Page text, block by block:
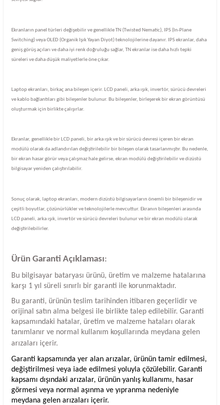
Ekranların panel türleri değişebilir ve genellikle TN (Twisted Nematic), IPS (In-Plane
Switching) veya OLED (Organik Işık Yayan Diyot) teknolojilerine dayanır. IPS ekranlar, daha
geniş görüş açıları ve daha iyi renk doğruluğu sağlar, TN ekranlar ise daha hızlı tepki
süreleri ve daha düşük maliyetlerle öne çıkar.
Laptop ekranları, birkaç ana bileşen içerir. LCD paneli, arka ışık, invertör, sürücü devreleri
ve kablo bağlantıları gibi bileşenler bulunur. Bu bileşenler, birleşerek bir ekran görüntüsü
oluşturmak için birlikte çalışırlar.
Ekranlar, genellikle bir LCD paneli, bir arka ışık ve bir sürücü devresi içeren bir ekran
modülü olarak da adlandırılan değiştirilebilir bir bileşen olarak tasarlanmıştır. Bu nedenle,
bir ekran hasar görür veya çalışmaz hale gelirse, ekran modülü değiştirilebilir ve dizüstü
bilgisayar yeniden çalıştırılabilir.
Sonuç olarak, laptop ekranları, modern dizüstü bilgisayarların önemli bir bileşenidir ve
çeşitli boyutlar, çözünürlükler ve teknolojilerle mevcuttur. Ekranın bileşenleri arasında
LCD paneli, arka ışık, invertör ve sürücü devreleri bulunur ve bir ekran modülü olarak
değiştirilebilirler.
Ürün Garanti Açıklaması:
Bu bilgisayar bataryası ürünü, üretim ve malzeme hatalarına
karşı 1 yıl süreli sınırlı bir garanti ile korunmaktadır.
Bu garanti, ürünün teslim tarihinden itibaren geçerlidir ve
orijinal satın alma belgesi ile birlikte talep edilebilir. Garanti
kapsamındaki hatalar, üretim ve malzeme hataları olarak
tanımlanır ve normal kullanım koşullarında meydana gelen
arızaları içerir.
Garanti kapsamında yer alan arızalar, ürünün tamir edilmesi,
değiştirilmesi veya iade edilmesi yoluyla çözülebilir. Garanti
kapsamı dışındaki arızalar, ürünün yanlış kullanımı, hasar
görmesi veya normal aşınma ve yıpranma nedeniyle
meydana gelen arızaları içerir.